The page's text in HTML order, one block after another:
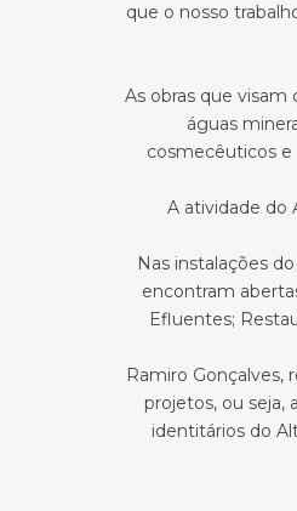
que o nosso
As obras que
águas
cosmecêuticos
A atividade do
Nas instalações
encontram
Efluentes;
Ramiro Gonçalves,
projetos, ou seja,
identitários do